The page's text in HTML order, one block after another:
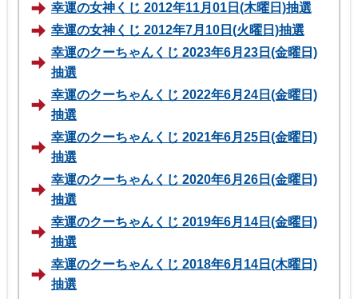
幸運の女神くじ 2012年11月01日(木曜日)抽選
幸運の女神くじ 2012年7月10日(火曜日)抽選
幸運のクーちゃんくじ 2023年6月23日(金曜日)
抽選
幸運のクーちゃんくじ 2022年6月24日(金曜日)
抽選
幸運のクーちゃんくじ 2021年6月25日(金曜日)
抽選
幸運のクーちゃんくじ 2020年6月26日(金曜日)
抽選
幸運のクーちゃんくじ 2019年6月14日(金曜日)
抽選
幸運のクーちゃんくじ 2018年6月14日(木曜日)
抽選